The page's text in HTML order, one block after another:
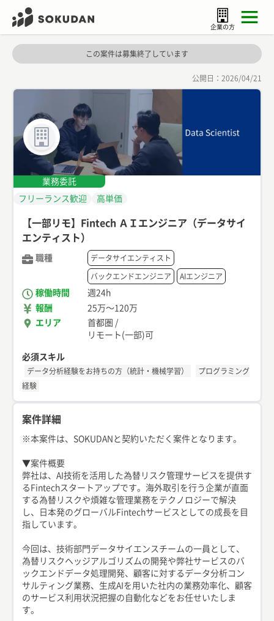
企業の方
この案件は募集終了しています
公開日： 2026/04/21
業務委託
フリーランス歓迎
高単価
【一部リモ】Fintech ＡＩエンジニア（データサイ
エンティスト）
職種 データサイエンティスト
バックエンドエンジニア AIエンジニア
稼働時間
週24h
報酬
25万〜120万
エリア
首都圏 /
リモート(一部)可
必須スキル
データ分析経験をお持ちの方（統計・機械学習）
プログラミング
経験
案件詳細
※本案件は、SOKUDANと契約いただく案件となります。
▼案件概要
弊社は、AI技術を活用した為替リスク管理サービスを提供す
るFintechスタートアップです。海外取引を行う企業が直面
する為替リスクや煩雑な管理業務をテクノロジーで解決
し、日本発のグローバルFintechサービスとしての成長を目
指しています。
今回は、技術部門データサイエンスチームの一員として、
為替リスクヘッジアルゴリズムの開発や弊社サービスのバ
ックエンドデータ処理開発、顧客に対するデータ分析コン
サルティング業務、生成AIを用いた社内の業務効率化、顧客
のサービス利用状況把握の自動化などをお任せいたしま
す。